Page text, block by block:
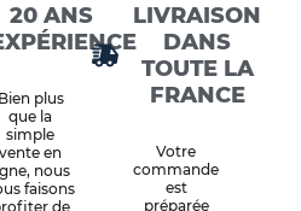
20 ANS
Bien plus
que la
simple
vente en
nous
faisons
de
LIVRAISON
DANS
TOUTE LA
FRANCE
Votre
commande
est
préparée